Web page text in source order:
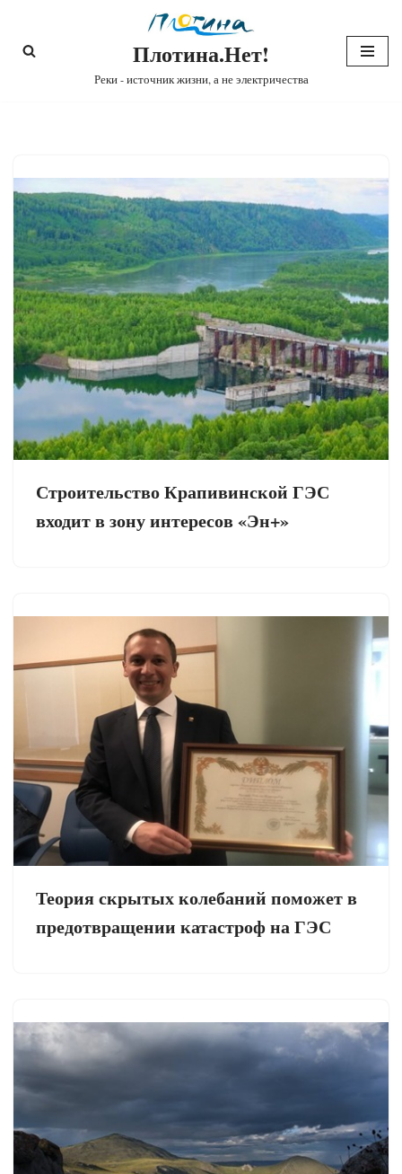
Перейти
Плотина.Нет!
Реки - источник жизни, а не электричества
Строительство Крапивинской ГЭС
входит в зону интересов «Эн+»
Теория скрытых колебаний поможет в
предотвращении катастроф на ГЭС